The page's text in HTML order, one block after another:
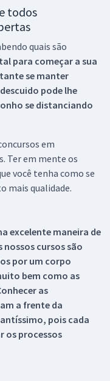
todos
quais são
para começar a sua
se manter
pode lhe
se distanciando
em
Ter em mente os
você tenha como se
mais qualidade.
excelente maneira de
cursos são
por um corpo
bem como as
as
a frente da
pois cada
os processos